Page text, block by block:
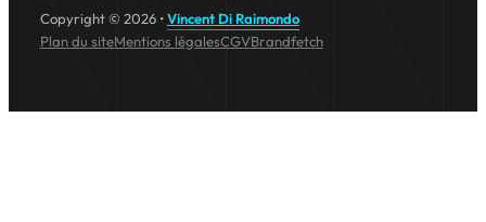
Copyright © 2026 • Vincent Di Raimondo
Plan du siteMentions légalesCGVBrandfetch